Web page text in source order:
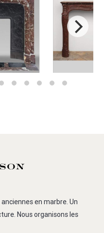
en marbre. Un
Nous organisons les